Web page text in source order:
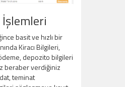
basit ve hızlı bir
Kiracı Bilgileri,
depozito bilgileri
beraber verdiğiniz
teminat